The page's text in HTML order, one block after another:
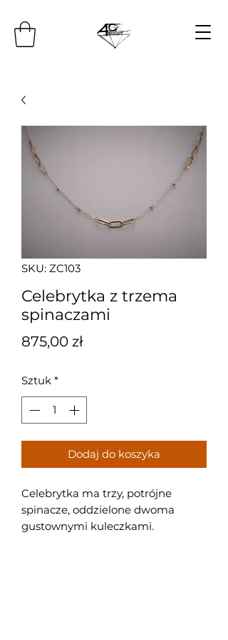
SKU: ZC103
Celebrytka z trzema
spinaczami
875,00 złCena
Sztuk *
Dodaj do koszyka
Celebrytka ma trzy, potrójne
spinacze, oddzielone dwoma
gustownymi kuleczkami.